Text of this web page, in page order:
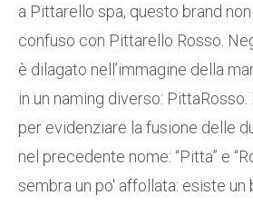
a Pittarello spa, questo brand
confuso con Pittarello Rosso.
è dilagato nell’immagine della
in un naming diverso:
per evidenziare la fusione delle
nel precedente nome: “Pitta” e
sembra un po' affollata: esiste un